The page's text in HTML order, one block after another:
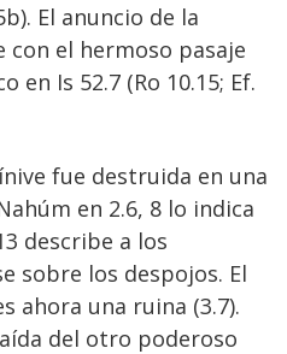
El anuncio de la
el hermoso pasaje
en Is 52.7 (Ro 10.15; Ef.
fue destruida en una
en 2.6, 8 lo indica
describe a los
sobre los despojos. El
ahora una ruina (3.7).
del otro poderoso